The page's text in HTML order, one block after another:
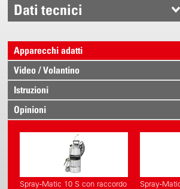
Dati tecnici
Apparecchi adatti
Video / Volantino
Istruzioni
Opinioni
Spray-Matic 10 S con raccordo
Spray-